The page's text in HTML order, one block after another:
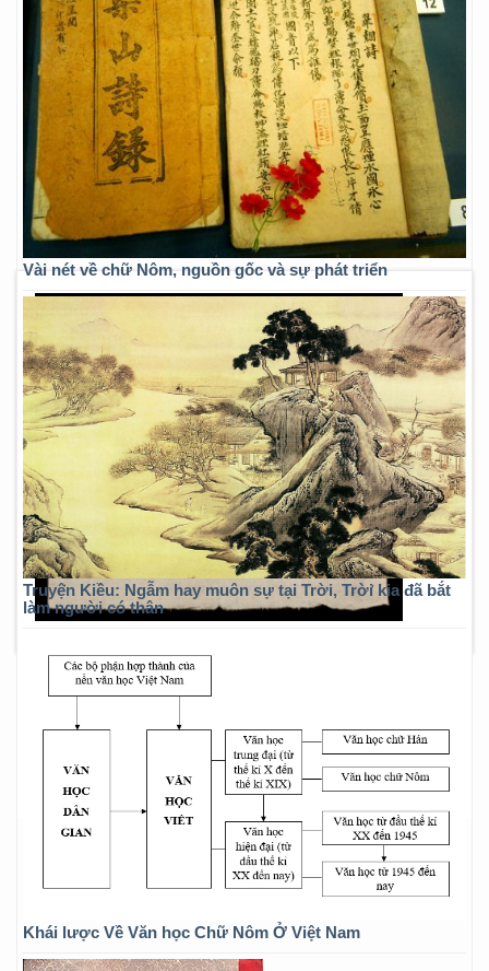
Vài nét về chữ Nôm, nguồn gốc và sự phát triển
Truyện Kiều: Ngẫm hay muôn sự tại Trời, Trời kia đã bắt
làm người có thân
Khái lược Về Văn học Chữ Nôm Ở Việt Nam